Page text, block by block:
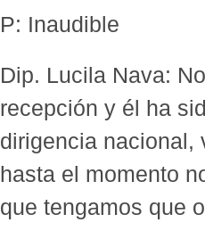
P: Inaudible
Dip. Lucila Nava:
recepción y él ha
dirigencia nacional,
hasta el momento
que tengamos que